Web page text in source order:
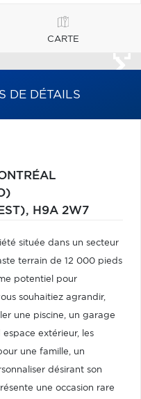
CARTE
DE DÉTAILS
H9A 2W7
située dans un secteur
terrain de 12 000 pieds
potentiel pour
souhaitiez agrandir,
une piscine, un garage
extérieur, les
une famille, un
désirant son
une occasion rare